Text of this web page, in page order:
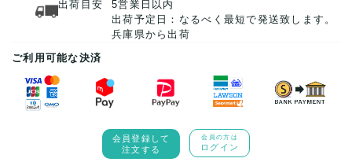
出荷目安
5営業日以内
出荷予定日：なるべく最短で発送致します。
兵庫県から出荷
ご利用可能な決済
会員登録して
注文する
会員の方は
ログイン